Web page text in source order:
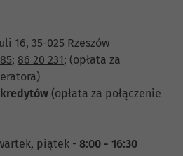
16, 35-025 Rzeszów
; 86 20 231; (opłata za
kredytów (opłata za połączenie
piątek - 8:00 - 16:30